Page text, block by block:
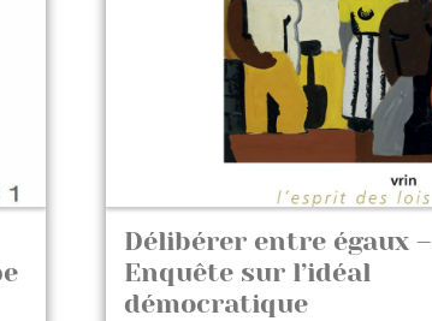
Délibérer entre égaux –
Enquête sur l’idéal
démocratique